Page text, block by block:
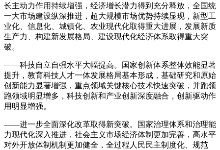
长主动力作用持续增强，经济增长潜力得到充分释放，全国统
一大市场建设纵深推进，超大规模市场优势持续显现，新型工
业化、信息化、城镇化、农业现代化取得重大进展，发展新质
生产力、构建新发展格局、建设现代化经济体系取得重大突
破。
——科技自立自强水平大幅提高。国家创新体系整体效能显著
提升，教育科技人才一体发展格局基本形成，基础研究和原始
创新能力显著增强，重点领域关键核心技术快速突破，并跑领
跑领域明显增多，科技创新和产业创新深度融合，创新驱动作
用明显增强。
——进一步全面深化改革取得新突破。国家治理体系和治理能
力现代化深入推进，社会主义市场经济体制更加完善，高水平
对外开放体制机制更加健全，全过程人民民主制度化、规范